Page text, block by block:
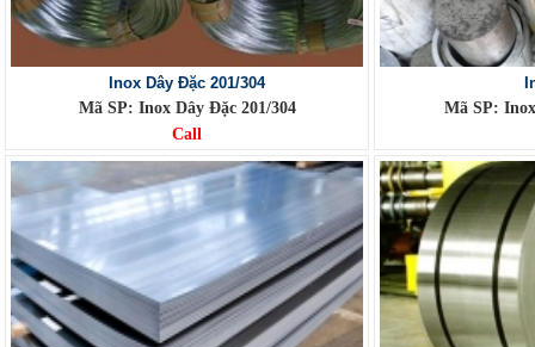
Inox Dây Đặc 201/304
Mã SP: Inox Dây Đặc 201/304
Call
Mã SP: